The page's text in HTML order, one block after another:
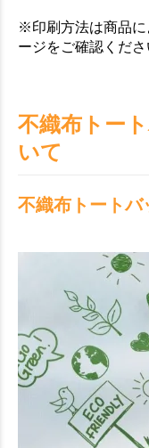
※印刷方法は商品に
ージをご確認くださ
不織布トー
いて
不織布トートバ